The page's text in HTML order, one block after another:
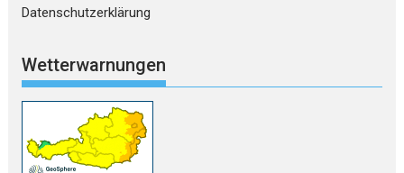
Datenschutzerklärung
Wetterwarnungen